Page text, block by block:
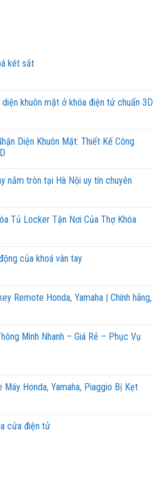
két sắt
diện khuôn mặt ở khóa điện tử chuẩn 3D
Diện Khuôn Mặt: Thiết Kế Công
nắm tròn tại Hà Nội uy tín chuyên
Tủ Locker Tận Nơi Của Thợ Khóa
của khoá vân tay
Remote Honda, Yamaha | Chính hãng,
Minh Nhanh – Giá Rẻ – Phục Vụ
Máy Honda, Yamaha, Piaggio Bị Kẹt
cửa điện tử